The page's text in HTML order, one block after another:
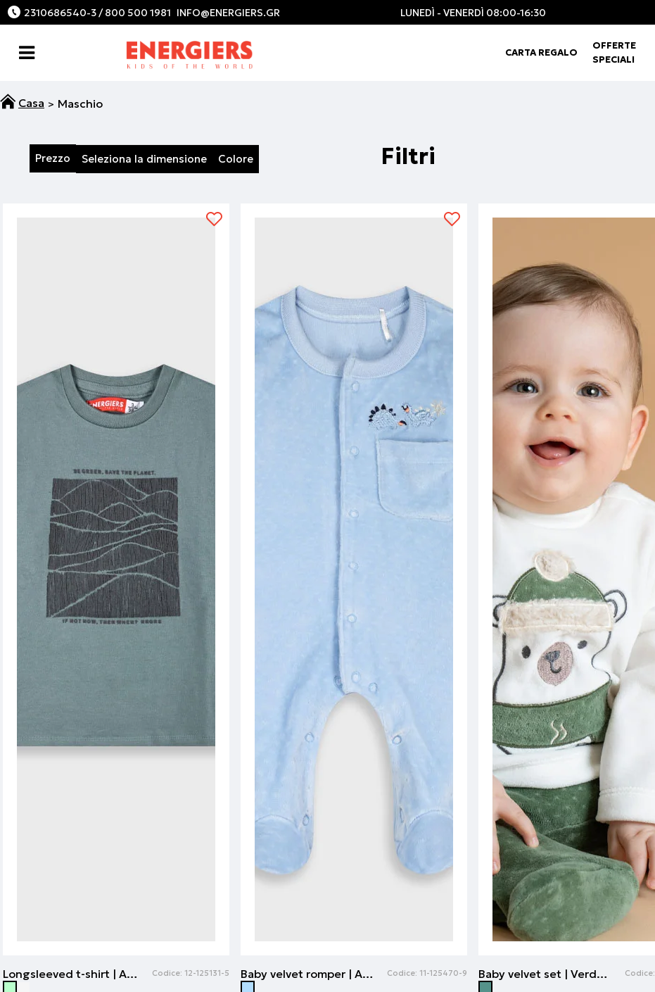
2310686540-3 / 800 500 1981 LUNEDÌ - VENERDÌ 08:00-16:30
CARTA REGALO
OFFERTE
SPECIALI
Maschio
Filtri
Prezzo Seleziona la dimensione Colore
Longsleeved t-shirt | Arachide Codice: 12-125131-5 Baby velvet romper | Azzurro chiaro Codice: 11-125470-9 Baby velvet set | Verde deserto Codice: